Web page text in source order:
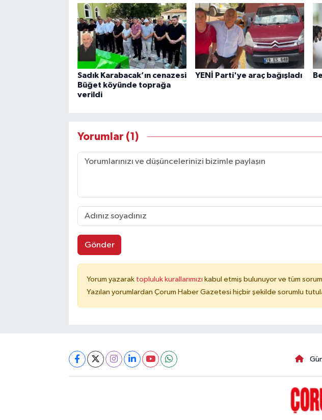
Sadık Karabacak’ın cenazesi
Büğet köyünde toprağa
verildi
YENİ Parti'ye araç bağışladı
Yorumlar (1)
Gönder
Yorum yazarak topluluk kurallarımızı kabul etmiş bulunuyor ve tüm
Yazılan yorumlardan Çorum Haber Gazetesi hiçbir şekilde sorumlu